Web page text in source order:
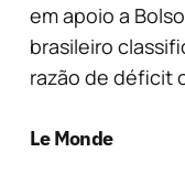
em apoio a
brasileiro
razão de déficit
Le Monde